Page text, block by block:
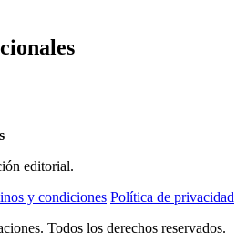
editorial.
y condiciones Política de privacidad
Todos los derechos reservados.